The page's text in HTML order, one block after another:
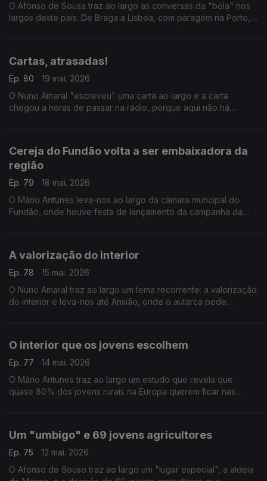
O Afonso de Sousa traz ao largo as conversas da "bola" nos
largos deste país. De Braga a Lisboa, com paragem na Porto,
Cartas, atrasadas!
Ep. 80
19 mai. 2026
O Nuno Amaral "escreveu" uma carta ao largo e a carta
chegou a horas de passar na rádio, porque aqui não há
Cereja do Fundão volta a ser embaixadora da
região
Ep. 79
18 mai. 2026
O Mário Antunes leva-nos ao largo da câmara muncipal do
Fundão, onde houve festa de lançamento da campanha da
A valorização do interior
Ep. 78
15 mai. 2026
O Nuno Amaral traz ao largo um tema recorrente: a valorização
do interior e leva-nos até Ansião, onde o autarca pede
O interior que os jovens escolhem
Ep. 77
14 mai. 2026
O Mário Antunes traz ao largo um estudo que revela que
quase 80% dos jovens rurais na Europa querem ficar nas
Um "umbigo" e 69 jovens agricultores
Ep. 75
12 mai. 2026
O Afonso de Souso traz ao largo um "lugar especial", a aldeia